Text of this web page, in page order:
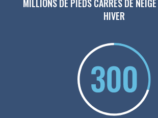
MILLIONS DE PIEDS CARRÉS DE
HIVER